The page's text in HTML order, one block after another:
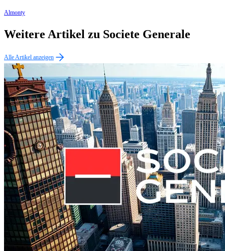
Almonty
Weitere Artikel zu Societe Generale
Alle Artikel anzeigen